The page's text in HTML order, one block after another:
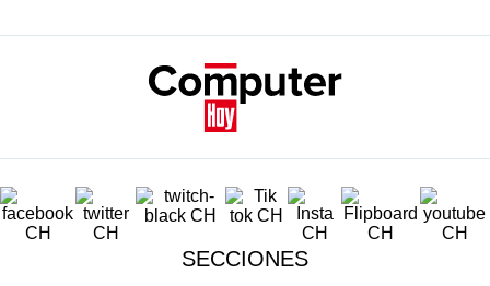
SECCIONES